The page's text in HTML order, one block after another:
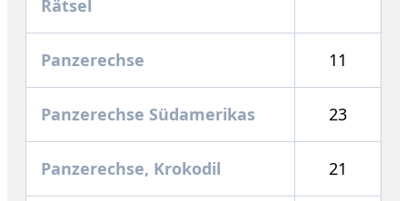
Rätsel
Panzerechse 11
Panzerechse Südamerikas 23
Panzerechse, Krokodil 21